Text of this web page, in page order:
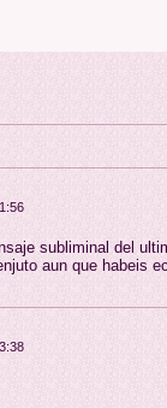
subliminal del
aun que habeis